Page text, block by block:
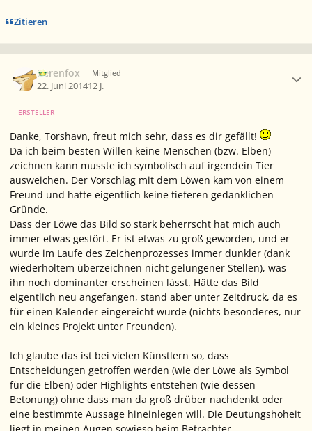
Zitieren
Berenfox Mitglied
22. Juni 201412 J.
ERSTELLER
Danke, Torshavn, freut mich sehr, dass es dir gefällt!
Da ich beim besten Willen keine Menschen (bzw. Elben)
zeichnen kann musste ich symbolisch auf irgendein Tier
ausweichen. Der Vorschlag mit dem Löwen kam von einem
Freund und hatte eigentlich keine tieferen gedanklichen
Gründe.
Dass der Löwe das Bild so stark beherrscht hat mich auch
immer etwas gestört. Er ist etwas zu groß geworden, und er
wurde im Laufe des Zeichenprozesses immer dunkler (dank
wiederholtem überzeichnen nicht gelungener Stellen), was
ihn noch dominanter erscheinen lässt. Hätte das Bild
eigentlich neu angefangen, stand aber unter Zeitdruck, da es
für einen Kalender eingereicht wurde (nichts besonderes, nur
ein kleines Projekt unter Freunden).
Ich glaube das ist bei vielen Künstlern so, dass
Entscheidungen getroffen werden (wie der Löwe als Symbol
für die Elben) oder Highlights entstehen (wie dessen
Betonung) ohne dass man da groß drüber nachdenkt oder
eine bestimmte Aussage hineinlegen will. Die Deutungshoheit